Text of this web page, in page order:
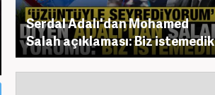
Serdal Adalı'dan Mohamed
Salah açıklaması: Biz istemedik